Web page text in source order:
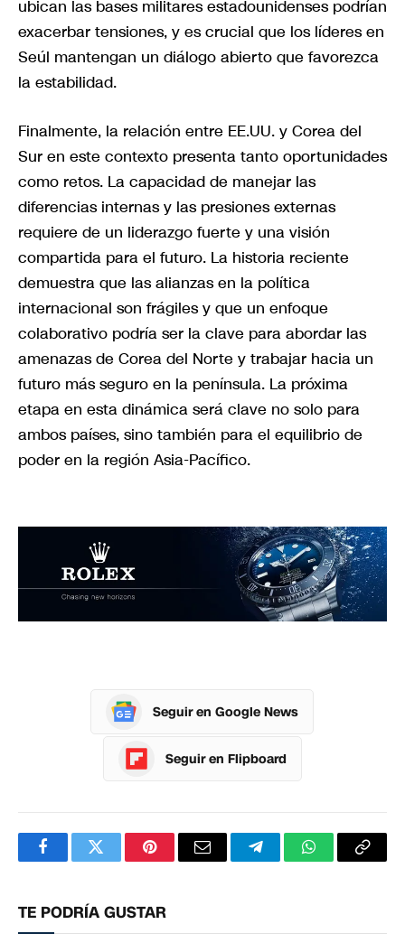
ubican las bases militares estadounidenses podrían
exacerbar tensiones, y es crucial que los líderes en
Seúl mantengan un diálogo abierto que favorezca
la estabilidad.
Finalmente, la relación entre EE.UU. y Corea del
Sur en este contexto presenta tanto oportunidades
como retos. La capacidad de manejar las
diferencias internas y las presiones externas
requiere de un liderazgo fuerte y una visión
compartida para el futuro. La historia reciente
demuestra que las alianzas en la política
internacional son frágiles y que un enfoque
colaborativo podría ser la clave para abordar las
amenazas de Corea del Norte y trabajar hacia un
futuro más seguro en la península. La próxima
etapa en esta dinámica será clave no solo para
ambos países, sino también para el equilibrio de
poder en la región Asia-Pacífico.
Seguir en Google News
Seguir en Flipboard
FacebookTwitterPinterestCorreoTelegramWhatsApp
TE PODRÍA GUSTAR